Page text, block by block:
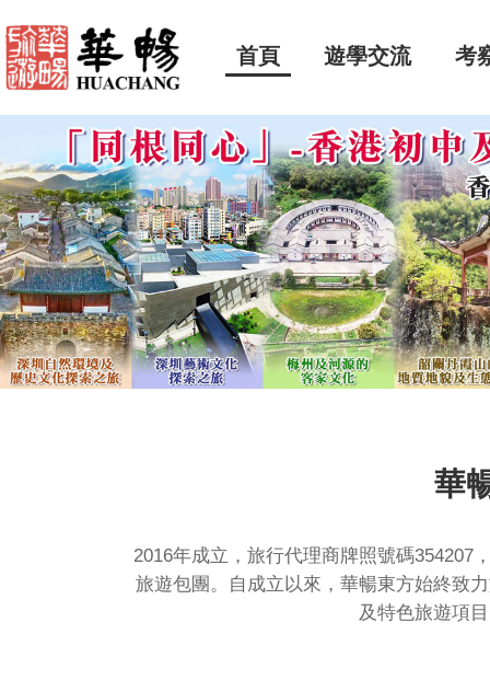
首頁 遊學交流 考
華
2016年成立，旅行代理商牌照號碼354207
旅遊包團。自成立以來，華暢東方始終致
及特色旅遊項